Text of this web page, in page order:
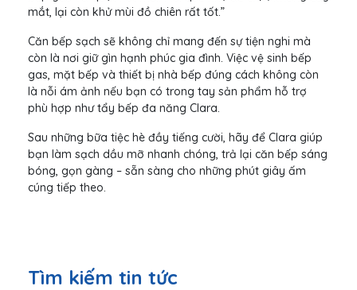
mắt, lại còn khử mùi đồ chiên rất tốt.”
Căn bếp sạch sẽ không chỉ mang đến sự tiện nghi mà
còn là nơi giữ gìn hạnh phúc gia đình. Việc vệ sinh bếp
gas, mặt bếp và thiết bị nhà bếp đúng cách không còn
là nỗi ám ảnh nếu bạn có trong tay sản phẩm hỗ trợ
phù hợp như tẩy bếp đa năng Clara.
Sau những bữa tiệc hè đầy tiếng cười, hãy để Clara giúp
bạn làm sạch dầu mỡ nhanh chóng, trả lại căn bếp sáng
bóng, gọn gàng – sẵn sàng cho những phút giây ấm
cúng tiếp theo.
Tìm kiếm tin tức